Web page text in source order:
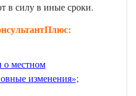
в силу в иные сроки.
о местном
изменения»;